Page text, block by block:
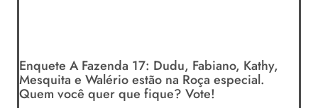
Enquete A Fazenda 17: Dudu, Fabiano, Kathy,
Mesquita e Walério estão na Roça especial.
Quem você quer que fique? Vote!